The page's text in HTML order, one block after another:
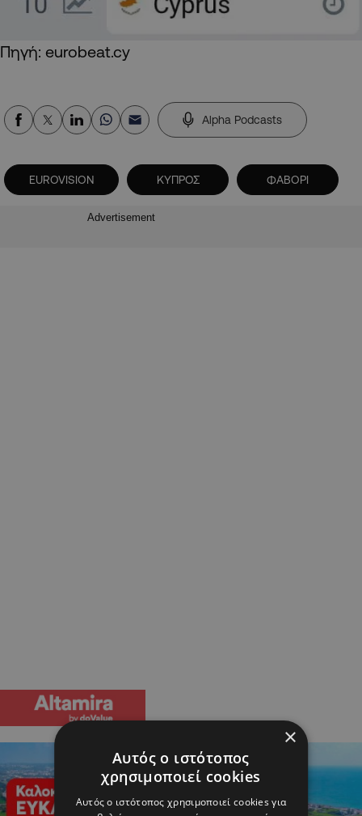
Πηγή: eurobeat.cy
Alpha Podcasts
EUROVISION ΚΥΠΡΟΣ ΦΑΒΟΡΙ
Advertisement
×
Αυτός ο ιστότοπος
χρησιμοποιεί cookies
Αυτός ο ιστότοπος χρησιμοποιεί cookies για